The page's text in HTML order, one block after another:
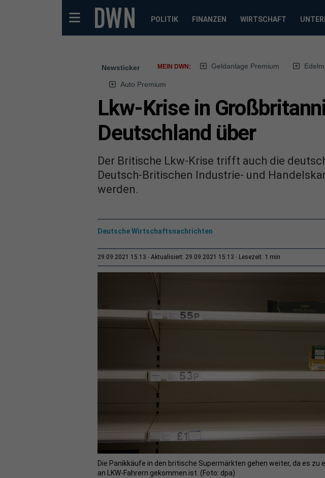
POLITIK FINANZEN WIRTSCHAFT
Newsticker MEIN DWN: Geldanlage Premium
Auto Premium
Lkw-Krise in
Deutschland über
Der Britische Lkw-Krise trifft auch die
Deutsch-Britischen Industrie- und
werden.
Deutsche Wirtschaftsnachrichten
29.09.2021 15:13 Aktualisiert: 29.09.2021 15:13 Lesezeit: 1 min
Die Panikkäufe in den britische Supermärkten gehen weiter, da es zu
an LKW-Fahrern gekommen ist. (Foto: dpa)